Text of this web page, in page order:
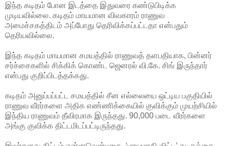
இந்த கடிதம் போன இடத்தை இதுவரை கண்டுபிடிக்க
முடியவில்லை. கடிதம் மாயமான விவகாரம் ராணுவ
அமைச்சகத்திடம் அப்போது தெரிவிக்கப்பட்டதா என்பதும்
தெரியவில்லை.
இந்த கடிதம் மாயமான சமயத்தில் ராணுவத் தளபதியாக, பின்னர்
சர்ச்சைகளில் சிக்கிக் கொண்ட ஜெனரல் வி.கே. சிங் இருந்தார்
என்பது குறிப்பிடத்தக்கது.
கடிதம் அனுப்பப்பட்ட சமயத்தில் சீன எல்லையை ஒட்டிய பகுதியில்
ராணுவ வீரர்களை அதிக எண்ணிக்கையில் குவிக்கும் முயற்சியில்
இந்திய ராணுவம் தீவிரமாக இருந்தது. 90,000 படை வீரர்களை
அங்கு குவிக்க திட்டமிடப்பட்டிருந்தது.